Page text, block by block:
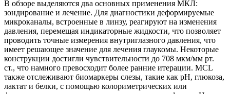
В обзоре выделяются два основных применения МКЛ:
зондирование и лечение. Для диагностики деформируемые
микроканалы, встроенные в линзу, реагируют на изменения
давления, перемещая индикаторные жидкости, что позволяет
проводить точные измерения внутриглазного давления, что
имеет решающее значение для лечения глаукомы. Некоторые
конструкции достигли чувствительности до 708 мкм/мм рт.
ст., что намного превосходит более ранние итерации. MCL
также отслеживают биомаркеры слезы, такие как pH, глюкоза,
лактат и белки, с помощью колориметрических или